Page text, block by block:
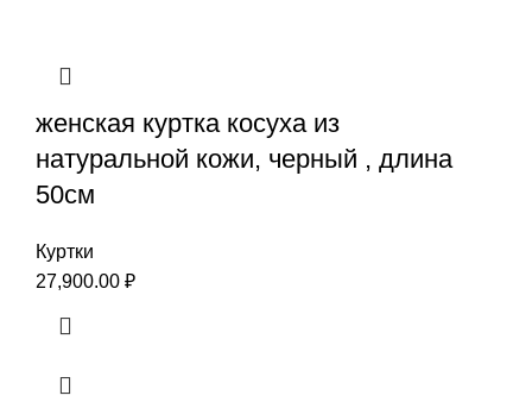
женская куртка косуха из
натуральной кожи, черный , длина
50см
Куртки
27,900.00 ₽